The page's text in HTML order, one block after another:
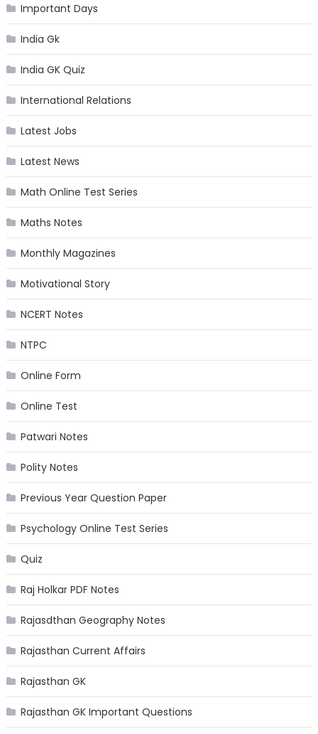
Important Days
India Gk
India GK Quiz
International Relations
Latest Jobs
Latest News
Math Online Test Series
Maths Notes
Monthly Magazines
Motivational Story
NCERT Notes
NTPC
Online Form
Online Test
Patwari Notes
Polity Notes
Previous Year Question Paper
Psychology Online Test Series
Quiz
Raj Holkar PDF Notes
Rajasdthan Geography Notes
Rajasthan Current Affairs
Rajasthan GK
Rajasthan GK Important Questions